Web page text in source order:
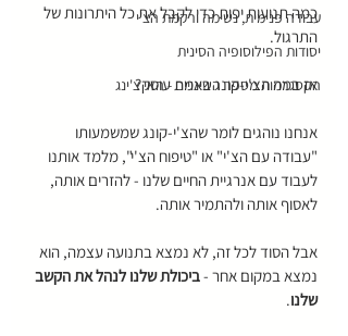
עבודה פנימית, נשימה ורקמת הצ'י
יסודות הפילוסופיה הסינית
הקסגרמות מספר השינויים - האי צ'ינג
כמה תנועות יפות כדי לקבל את כל היתרונות של
התרגול.
אז במה הצ'י-קונג באמת עוסק?
אנחנו נוהגים לומר שהצ'י-קונג שמשמעותו
"עבודה עם הצ'י" או "טיפוח הצ'י", מלמד אותנו
לעבוד עם אנרגיית החיים שלנו - להזרים אותה,
לאסוף אותה ולהתמיר אותה.
אבל הסוד לכל זה, לא נמצא בתנועה עצמה, הוא
נמצא במקום אחר - ביכולתשלנו לנהלאתהקשב
שלנו.